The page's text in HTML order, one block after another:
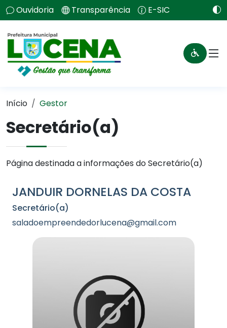
Ouvidoria Transparência E-SIC
Início Gestor
Secretário(a)
Página destinada a informações do Secretário(a)
JANDUIR DORNELAS DA COSTA
Secretário(a)
saladoempreendedorlucena@gmail.com